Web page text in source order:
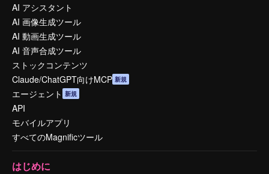
AI アシスタント
AI 画像生成ツール
AI 動画生成ツール
AI 音声合成ツール
ストックコンテンツ
Claude/ChatGPT向けMCP 新規
エージェント 新規
API
モバイルアプリ
すべてのMagnificツール
はじめに